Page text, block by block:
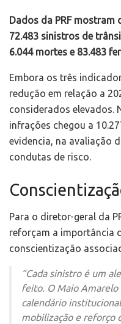
Dados da PRF mostram
72.483 sinistros de
6.044 mortes e 83.483
Embora os três
redução em relação a
considerados elevados.
infrações chegou a
evidencia, na avaliação
condutas de risco.
Para o diretor-geral da
reforçam a importância
conscientização
“Cada sinistro é um
feito. O Maio Amarelo
calendário
mobilização e reforço